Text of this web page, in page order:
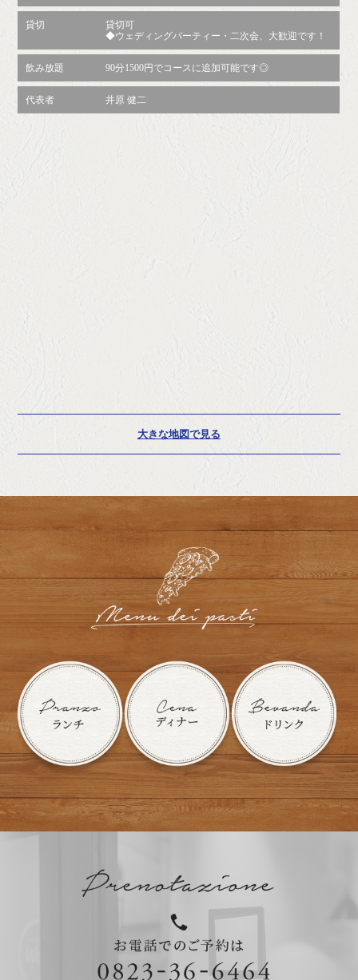
貸切
貸切可
◆ウェディングパーティー・二次会、大歓迎です！
飲み放題 90分1500円でコースに追加可能です◎
代表者 井原 健二
大きな地図で見る